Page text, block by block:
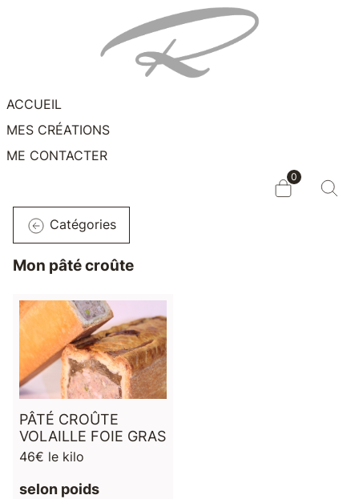
ACCUEIL
MES CRÉATIONS
ME CONTACTER
0
Catégories
Mon pâté croûte
PÂTÉ CROÛTE
VOLAILLE FOIE GRAS
46€ le kilo
selon poids